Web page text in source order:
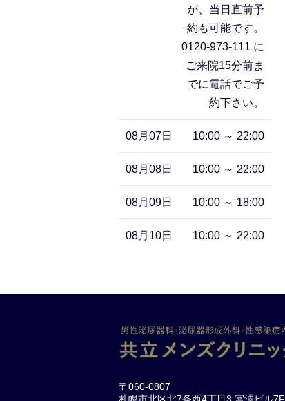
が、当日直前予
約も可能です。
0120-973-111 に
ご来院15分前ま
でに電話でご予
約下さい。
08月07日 10:00 ～ 22:00
08月08日 10:00 ～ 22:00
08月09日 10:00 ～ 18:00
08月10日 10:00 ～ 22:00
〒060-0807